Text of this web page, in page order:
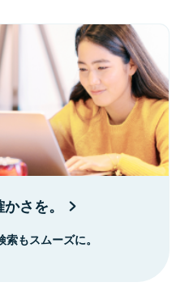
さを。
もスムーズに。